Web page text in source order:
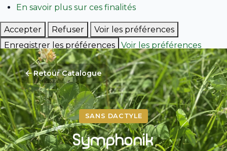
En savoir plus sur ces finalités
Accepter Refuser
Voir les préférences
Enregistrer les préférences
Voir les préférences
Politique de cookies
Retour Catalogue
SANS DACTYLE
Symphonik